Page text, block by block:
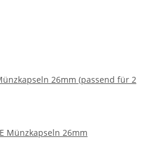
26mm (passend für 2